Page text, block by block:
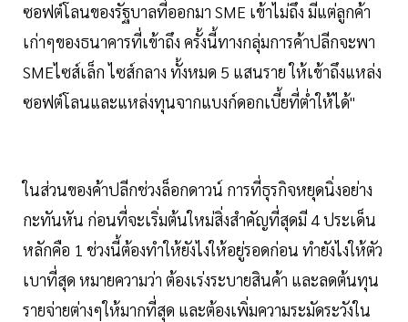
ซอฟต์โลนของรัฐบาลที่ออกมา SME เข้าไม่ถึง มีแต่ลูกค้า
เก่าๆของธนาคารที่เข้าถึง ครั้งนี้ทางกลุ่มการค้าปลีกจะพา
SMEไซส์เล็ก ไซส์กลาง ทั้งหมด 5 แสนราย ให้เข้าถึงแหล่ง
ซอฟต์โลนและแหล่งทุนจากแบงก์ดอกเบี้ยที่ต่ำให้ได้"
ในส่วนของค้าปลีกช่วงล็อกดาวน์ การที่ธุรกิจหยุดนิ่งอย่าง
กะทันหัน ก่อนที่จะเริ่มต้นใหม่สิ่งสำคัญที่สุดมี 4 ประเด็น
หลักคือ 1 ช่วงนี้ต้องทำให้ยังไงให้อยู่รอดก่อน ทำยังไงให้ตัว
เบาที่สุด หมายความว่า ต้องเร่งระบายสินค้า และลดต้นทุน
รายจ่ายต่างๆให้มากที่สุด และต้องเพิ่มความระมัดระวังใน